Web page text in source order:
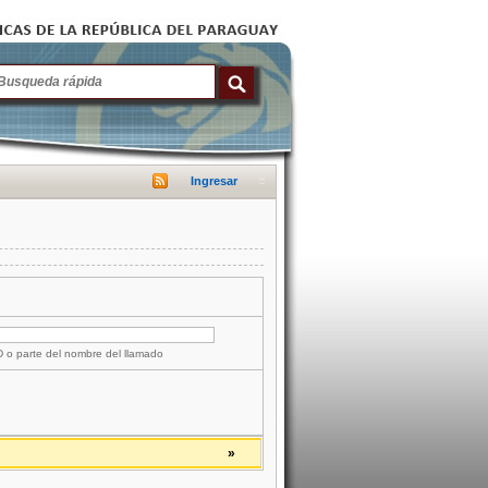
Ingresar
o parte del nombre del llamado
»